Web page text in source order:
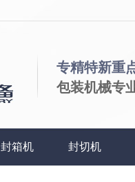
专精特新重
包装机械专
封箱机 封切机